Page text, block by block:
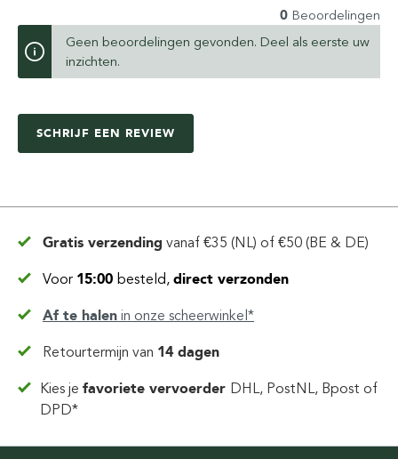
0 Beoordelingen
Geen beoordelingen gevonden. Deel als eerste uw
inzichten.
SCHRIJF EEN REVIEW
Gratis verzending vanaf €35 (NL) of €50 (BE & DE)
Voor 15:00 besteld, direct verzonden
Af te halen in onze scheerwinkel*
Retourtermijn van 14 dagen
Kies jefavoriete vervoerder DHL, PostNL, Bpost of
DPD*